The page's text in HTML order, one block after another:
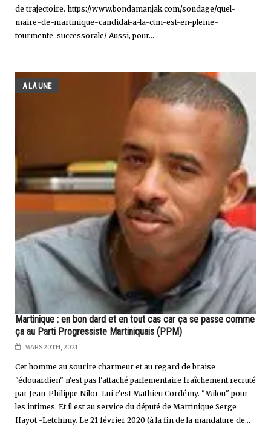
de trajectoire. https://www.bondamanjak.com/sondage/quel-
maire-de-martinique-candidat-a-la-ctm-est-en-pleine-
tourmente-successorale/ Aussi, pour...
A LA UNE
Martinique : en bon dard et en tout cas car ça se passe comme
ça au Parti Progressiste Martiniquais (PPM)
MARS 20TH, 2021
Cet homme au sourire charmeur et au regard de braise
"édouardien" n'est pas l'attaché parlementaire fraîchement recruté
par Jean-Philippe Nilor. Lui c'est Mathieu Cordémy. "Milou" pour
les intimes. Et il est au service du député de Martinique Serge
Hayot -Letchimy. Le 21 février 2020 (à la fin de la mandature de...